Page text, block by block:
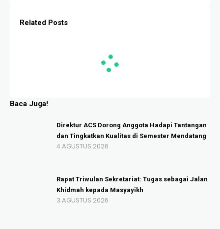
Related Posts
Baca Juga!
Direktur ACS Dorong Anggota Hadapi Tantangan
dan Tingkatkan Kualitas di Semester Mendatang
4 AGUSTUS 2026
Rapat Triwulan Sekretariat: Tugas sebagai Jalan
Khidmah kepada Masyayikh
3 AGUSTUS 2026